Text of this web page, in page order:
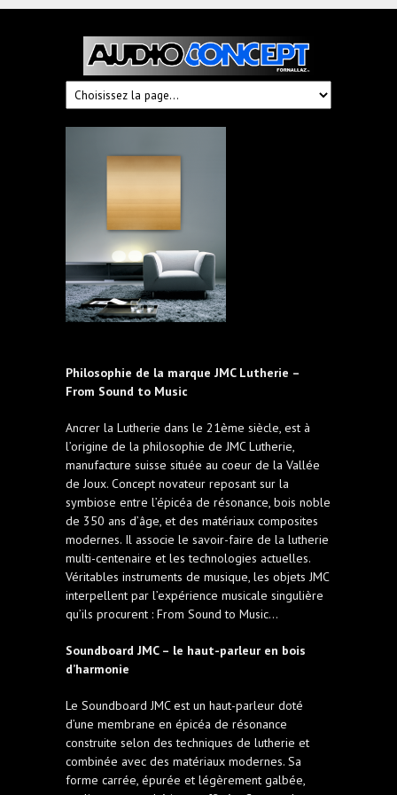
Audioconcept
Fornallaz
Philosophie de la marque JMC Lutherie –
From Sound to Music
Ancrer la Lutherie dans le 21ème siècle, est à
l’origine de la philosophie de JMC Lutherie,
manufacture suisse située au coeur de la Vallée
de Joux. Concept novateur reposant sur la
symbiose entre l’épicéa de résonance, bois noble
de 350 ans d’âge, et des matériaux composites
modernes. Il associe le savoir-faire de la lutherie
multi-centenaire et les technologies actuelles.
Véritables instruments de musique, les objets JMC
interpellent par l’expérience musicale singulière
qu’ils procurent : From Sound to Music…
Soundboard JMC – le haut-parleur en bois
d’harmonie
Le Soundboard JMC est un haut-parleur doté
d’une membrane en épicéa de résonance
construite selon des techniques de lutherie et
combinée avec des matériaux modernes. Sa
forme carrée, épurée et légèrement galbée,